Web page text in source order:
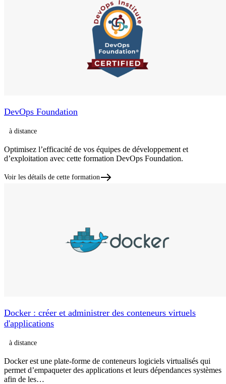
DevOps Foundation
à distance
Optimisez l’efficacité de vos équipes de développement et
d’exploitation avec cette formation DevOps Foundation.
Voir les détails de cette formation
Docker : créer et administrer des conteneurs virtuels
d'applications
à distance
Docker est une plate-forme de conteneurs logiciels virtualisés qui
permet d’empaqueter des applications et leurs dépendances systèmes
afin de les…